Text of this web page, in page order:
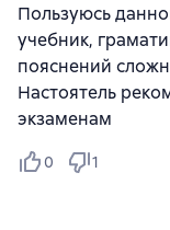
Пользуюсь
учебник,
пояснений
Настоятель
экзаменам
0 1